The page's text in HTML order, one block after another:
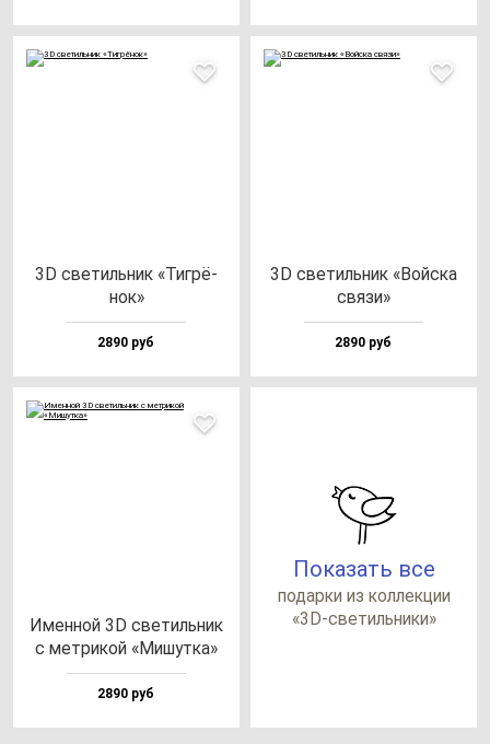
3D све­тиль­ник «Тиг­рё­
нок»
2890 руб
3D све­тиль­ник «Вой­ска
свя­зи»
2890 руб
Имен­ной 3D све­тиль­ник
с мет­ри­кой «Мишут­ка»
2890 руб
Показать все
по­дар­ки из кол­лек­ции
«3D-све­тиль­ни­ки»